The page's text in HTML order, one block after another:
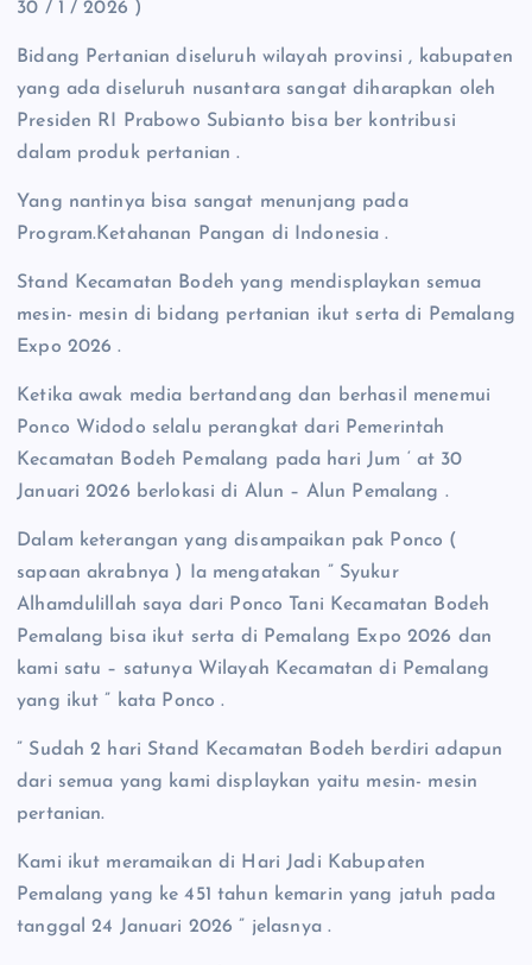
30 / 1 / 2026 )
Bidang Pertanian diseluruh wilayah provinsi , kabupaten
yang ada diseluruh nusantara sangat diharapkan oleh
Presiden RI Prabowo Subianto bisa ber kontribusi
dalam produk pertanian .
Yang nantinya bisa sangat menunjang pada
Program.Ketahanan Pangan di Indonesia .
Stand Kecamatan Bodeh yang mendisplaykan semua
mesin- mesin di bidang pertanian ikut serta di Pemalang
Expo 2026 .
Ketika awak media bertandang dan berhasil menemui
Ponco Widodo selalu perangkat dari Pemerintah
Kecamatan Bodeh Pemalang pada hari Jum ‘ at 30
Januari 2026 berlokasi di Alun – Alun Pemalang .
Dalam keterangan yang disampaikan pak Ponco (
sapaan akrabnya ) Ia mengatakan ” Syukur
Alhamdulillah saya dari Ponco Tani Kecamatan Bodeh
Pemalang bisa ikut serta di Pemalang Expo 2026 dan
kami satu – satunya Wilayah Kecamatan di Pemalang
yang ikut ” kata Ponco .
” Sudah 2 hari Stand Kecamatan Bodeh berdiri adapun
dari semua yang kami displaykan yaitu mesin- mesin
pertanian.
Kami ikut meramaikan di Hari Jadi Kabupaten
Pemalang yang ke 451 tahun kemarin yang jatuh pada
tanggal 24 Januari 2026 ” jelasnya .